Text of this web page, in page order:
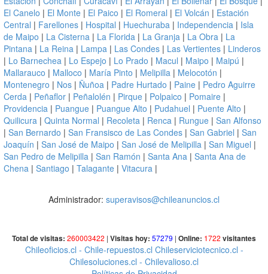
El Canelo | El Monte | El Paico | El Romeral | El Volcán | Estación
Central | Farellones | Hospital | Huechuraba | Independencia | Isla
de Maipo | La Cisterna | La Florida | La Granja | La Obra | La
Pintana | La Reina | Lampa | Las Condes | Las Vertientes | Linderos
| Lo Barnechea | Lo Espejo | Lo Prado | Macul | Maipo | Maipú |
Mallarauco | Malloco | María Pinto | Melipilla | Melocotón |
Montenegro | Nos | Ñuñoa | Padre Hurtado | Paine | Pedro Aguirre
Cerda | Peñaflor | Peñalolén | Pirque | Polpaico | Pomaire |
Providencia | Puangue | Puangue Alto | Pudahuel | Puente Alto |
Quilicura | Quinta Normal | Recoleta | Renca | Rungue | San Alfonso
| San Bernardo | San Fransisco de Las Condes | San Gabriel | San
Joaquín | San José de Maipo | San José de Melipilla | San Miguel |
San Pedro de Melipilla | San Ramón | Santa Ana | Santa Ana de
Chena | Santiago | Talagante | Vitacura |
Administrador: superavisos@chileanuncios.cl
Total de visitas: 260003422 | Visitas hoy: 57279 | Online: 1722 visitantes
Chileoficios.cl - Chile-repuestos.cl Chileserviciotecnico.cl -
Chilesoluciones.cl - Chilevalioso.cl